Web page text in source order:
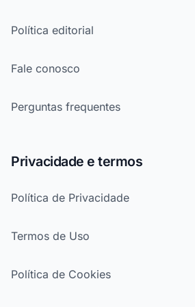
Política editorial
Fale conosco
Perguntas frequentes
Privacidade e termos
Política de Privacidade
Termos de Uso
Política de Cookies